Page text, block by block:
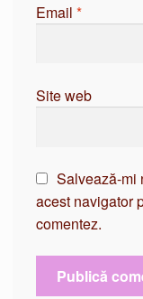
Email *
Site web
Salvează-mi
acest navigator
comentez.